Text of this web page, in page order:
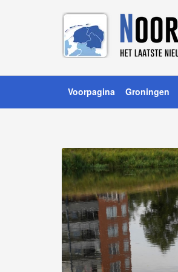
Voorpagina Groningen